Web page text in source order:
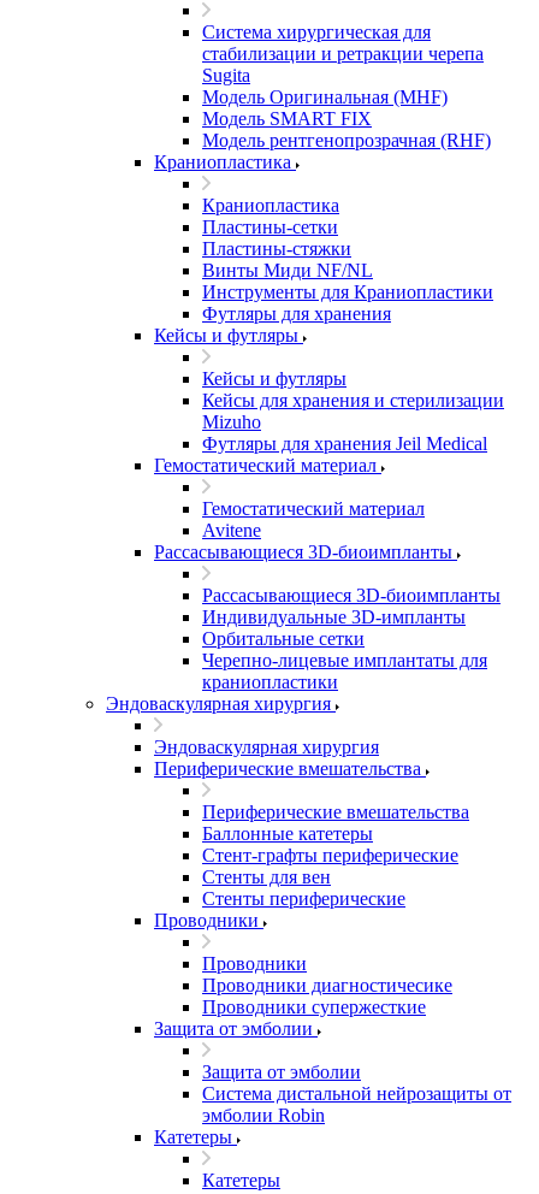
Система хирургическая для
стабилизации и ретракции черепа
Sugita
Модель Оригинальная (MHF)
Модель SMART FIX
Модель рентгенопрозрачная (RHF)
Краниопластика
Краниопластика
Пластины-сетки
Пластины-стяжки
Винты Миди NF/NL
Инструменты для Краниопластики
Футляры для хранения
Кейсы и футляры
Кейсы и футляры
Кейсы для хранения и стерилизации
Mizuho
Футляры для хранения Jeil Medical
Гемостатический материал
Гемостатический материал
Avitene
Рассасывающиеся 3D-биоимпланты
Рассасывающиеся 3D-биоимпланты
Индивидуальные 3D-импланты
Орбитальные сетки
Черепно-лицевые имплантаты для
краниопластики
Эндоваскулярная хирургия
Эндоваскулярная хирургия
Периферические вмешательства
Периферические вмешательства
Баллонные катетеры
Стент-графты периферические
Стенты для вен
Стенты периферические
Проводники
Проводники
Проводники диагностичесике
Проводники супержесткие
Защита от эмболии
Защита от эмболии
Cистема дистальной нейрозащиты от
эмболии Robin
Катетеры
Катетеры